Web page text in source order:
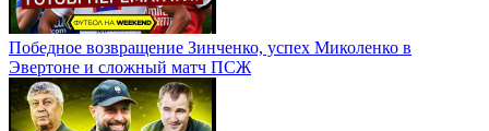
Победное возвращение Зинченко, успех Миколенко в
Эвертоне и сложный матч ПСЖ